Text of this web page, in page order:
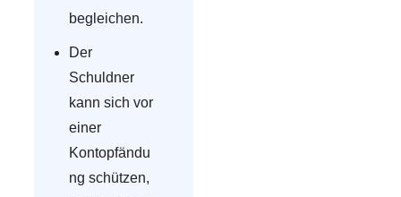
begleichen.
Der
Schuldner
kann sich vor
einer
Kontopfändu
ng schützen,